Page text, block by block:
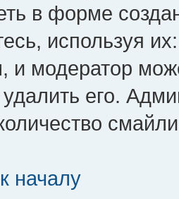
в форме
используя
и модератор
его.
началу